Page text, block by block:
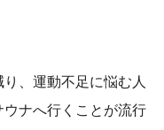
、運動不足に悩む人
ナへ行くことが流行